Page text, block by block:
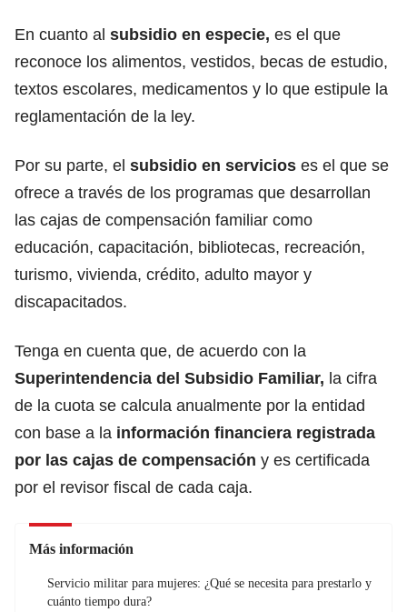
En cuanto al subsidio en especie, es el que
reconoce los alimentos, vestidos, becas de estudio,
textos escolares, medicamentos y lo que estipule la
reglamentación de la ley.
Por su parte, el subsidio en servicios es el que se
ofrece a través de los programas que desarrollan
las cajas de compensación familiar como
educación, capacitación, bibliotecas, recreación,
turismo, vivienda, crédito, adulto mayor y
discapacitados.
Tenga en cuenta que, de acuerdo con la
Superintendencia del Subsidio Familiar, la cifra
de la cuota se calcula anualmente por la entidad
con base a la información financiera registrada
por las cajas de compensación y es certificada
por el revisor fiscal de cada caja.
Más información
Servicio militar para mujeres: ¿Qué se necesita para prestarlo y
cuánto tiempo dura?